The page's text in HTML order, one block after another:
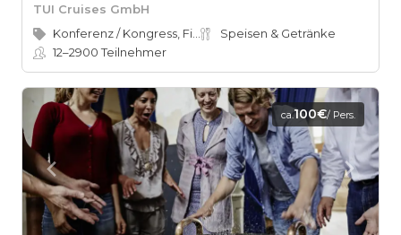
TUI Cruises GmbH
Speisen & Getränke
12–2900Teilnehmer
ca.100€/ Pers.